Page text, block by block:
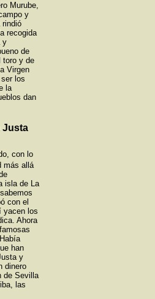
Murube,
y
rindió
recogida
y
de
toro y de
Virgen
los
la
dan
Justa
con lo
más allá
isla de La
con el
yacen los
Ahora
han
y
dinero
de Sevilla
las